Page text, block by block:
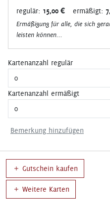
regulär: 15,00 € ermäßigt:
Ermäßigung für alle, die sich
leisten können...
Kartenanzahl regulär
Kartenanzahl ermäßigt
Bemerkung hinzufügen
Gutschein kaufen
Weitere Karten